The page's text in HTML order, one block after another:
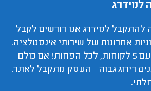
למידרג
להתקבל למידרג אנו דורשים לקבל
10-15 חשבוניות אחרונות של שירותי אינסטלציה.
מתוכן, אנו מדברים עם 5 לקוחות, לכל הפחות! אם כולם
דירוג גבוה – העסק מתקבל לאתר.